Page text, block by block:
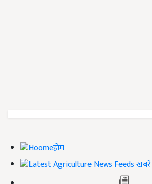
होम
ख़बरें